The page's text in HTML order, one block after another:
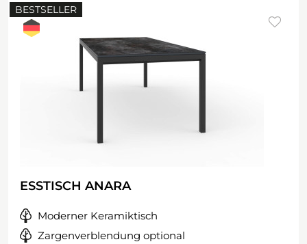
BESTSELLER
ESSTISCH ANARA
Moderner Keramiktisch
Zargenverblendung optional